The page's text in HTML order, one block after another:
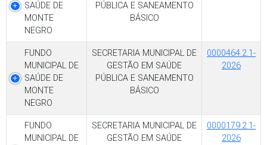
SAÚDE DE
MONTE
NEGRO
PÚBLICA E SANEAMENTO
BÁSICO
FUNDO
MUNICIPAL DE
SAÚDE DE
MONTE
NEGRO
SECRETARIA MUNICIPAL DE
GESTÃO EM SAÚDE
PÚBLICA E SANEAMENTO
BÁSICO
0000464.2.1-
2026
FUNDO
MUNICIPAL DE
SECRETARIA MUNICIPAL DE
GESTÃO EM SAÚDE
0000179.2.1-
2026